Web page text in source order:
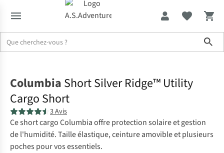
Columbia Short Silver Ridge™ Utility
Cargo Short
3 Avis
Ce short cargo Columbia offre protection solaire et gestion
de l'humidité. Taille élastique, ceinture amovible et plusieurs
poches pour vos essentiels.